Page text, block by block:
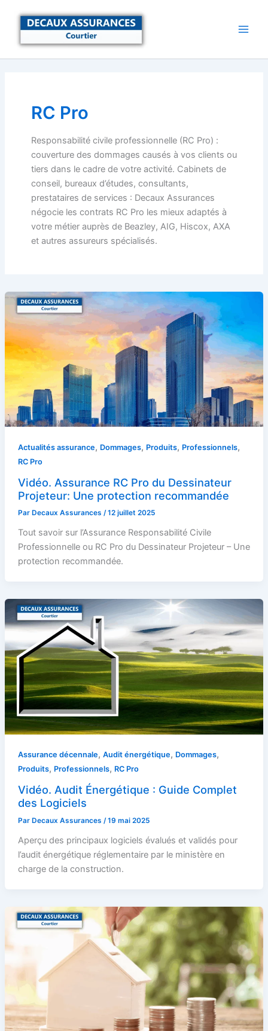
RC Pro
Responsabilité civile professionnelle (RC Pro) :
couverture des dommages causés à vos clients ou
tiers dans le cadre de votre activité. Cabinets de
conseil, bureaux d’études, consultants,
prestataires de services : Decaux Assurances
négocie les contrats RC Pro les mieux adaptés à
votre métier auprès de Beazley, AIG, Hiscox, AXA
et autres assureurs spécialisés.
Actualités assurance, Dommages, Produits, Professionnels,
RC Pro
Vidéo. Assurance RC Pro du Dessinateur
Projeteur: Une protection recommandée
Par Decaux Assurances /12 juillet 2025
Tout savoir sur l’Assurance Responsabilité Civile
Professionnelle ou RC Pro du Dessinateur Projeteur – Une
protection recommandée.
Assurance décennale, Audit énergétique, Dommages,
Produits, Professionnels, RC Pro
Vidéo. Audit Énergétique : Guide Complet
des Logiciels
Par Decaux Assurances /19 mai 2025
Aperçu des principaux logiciels évalués et validés pour
l’audit énergétique réglementaire par le ministère en
charge de la construction.